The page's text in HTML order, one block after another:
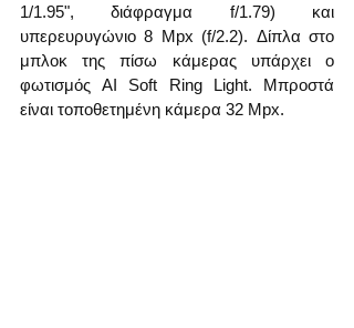
1/1.95", διάφραγμα f/1.79) και
υπερευρυγώνιο 8 Mpx (f/2.2). Δίπλα στο
μπλοκ της πίσω κάμερας υπάρχει ο
φωτισμός AI Soft Ring Light. Μπροστά
είναι τοποθετημένη κάμερα 32 Mpx.